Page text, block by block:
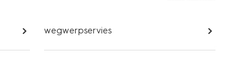
wegwerpservies